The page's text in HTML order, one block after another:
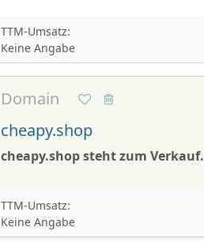
TTM-Umsatz:
Keine Angabe
Domain
cheapy.shop
cheapy.shop steht zum Verkauf.
TTM-Umsatz:
Keine Angabe